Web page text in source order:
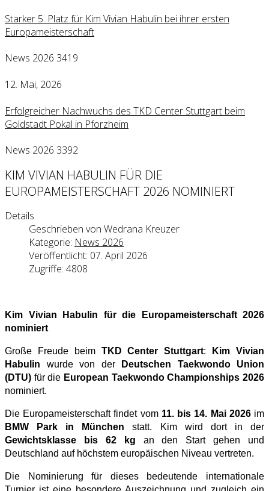
Starker 5. Platz für Kim Vivian Habulin bei ihrer ersten
Europameisterschaft
News 2026 3419
12. Mai, 2026
Erfolgreicher Nachwuchs des TKD Center Stuttgart beim
Goldstadt Pokal in Pforzheim
News 2026 3392
KIM VIVIAN HABULIN FÜR DIE
EUROPAMEISTERSCHAFT 2026 NOMINIERT
Details
Geschrieben von Wedrana Kreuzer
Kategorie: News 2026
Veröffentlicht: 07. April 2026
Zugriffe: 4808
Kim Vivian Habulin für die Europameisterschaft 2026
nominiert
Große Freude beim TKD Center Stuttgart:
Kim Vivian
Habulin wurde von der
Deutschen Taekwondo Union
(DTU) für die European Taekwondo Championships 2026
nominiert.
Die Europameisterschaft findet vom 11. bis 14. Mai 2026im
BMW Park in München statt. Kim wird dort in der
Gewichtsklasse bis 62 kg an den Start gehen und
Deutschland auf höchstem europäischen Niveau vertreten.
Die Nominierung für dieses bedeutende internationale